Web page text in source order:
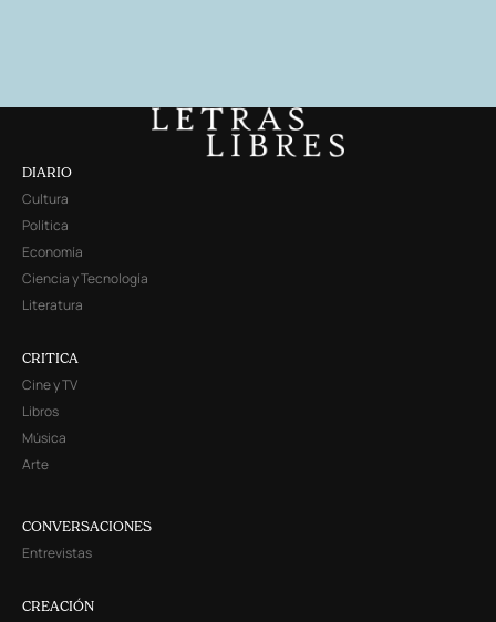
DIARIO
Cultura
Política
Economía
Ciencia y Tecnología
Literatura
CRITICA
Cine y TV
Libros
Música
Arte
CONVERSACIONES
Entrevistas
CREACIÓN